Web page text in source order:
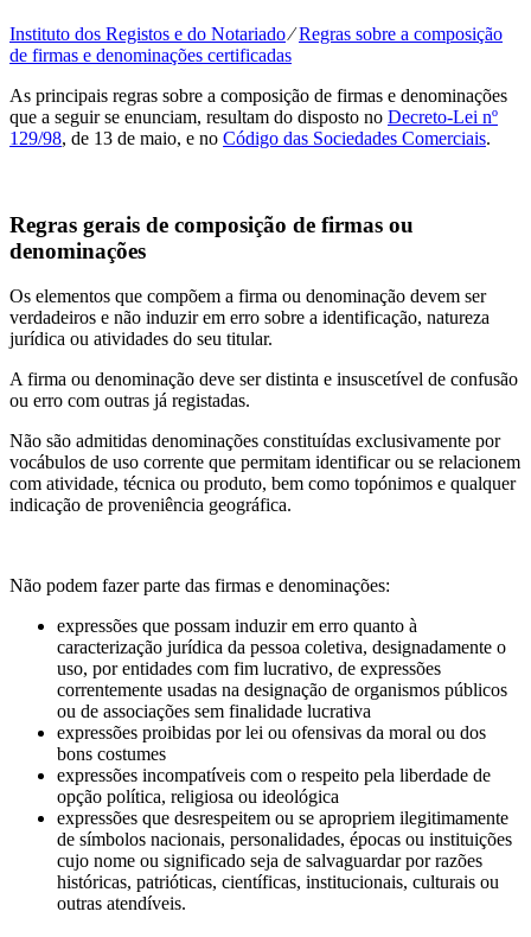
Instituto dos Registos e do Notariado⁄Regras sobre a composição
de firmas e denominações certificadas
As principais regras sobre a composição de firmas e denominações
que a seguir se enunciam, resultam do disposto no Decreto-Lei nº
129/98, de 13 de maio, e no Código das Sociedades Comerciais.
Regras gerais de composição de firmas ou
denominações
Os elementos que compõem a firma ou denominação devem ser
verdadeiros e não induzir em erro sobre a identificação, natureza
jurídica ou atividades do seu titular.
A firma ou denominação deve ser distinta e insuscetível de confusão
ou erro com outras já registadas.
Não são admitidas denominações constituídas exclusivamente por
vocábulos de uso corrente que permitam identificar ou se relacionem
com atividade, técnica ou produto, bem como topónimos e qualquer
indicação de proveniência geográfica.
Não podem fazer parte das firmas e denominações:
expressões que possam induzir em erro quanto à
caracterização jurídica da pessoa coletiva, designadamente o
uso, por entidades com fim lucrativo, de expressões
correntemente usadas na designação de organismos públicos
ou de associações sem finalidade lucrativa
expressões proibidas por lei ou ofensivas da moral ou dos
bons costumes
expressões incompatíveis com o respeito pela liberdade de
opção política, religiosa ou ideológica
expressões que desrespeitem ou se apropriem ilegitimamente
de símbolos nacionais, personalidades, épocas ou instituições
cujo nome ou significado seja de salvaguardar por razões
históricas, patrióticas, científicas, institucionais, culturais ou
outras atendíveis.